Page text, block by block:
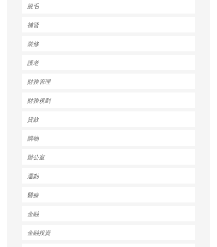
脫毛
補習
裝修
護老
財務管理
財務規劃
貸款
購物
辦公室
運動
醫療
金融
金融投資